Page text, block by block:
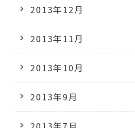
2013年12月
2013年11月
2013年10月
2013年9月